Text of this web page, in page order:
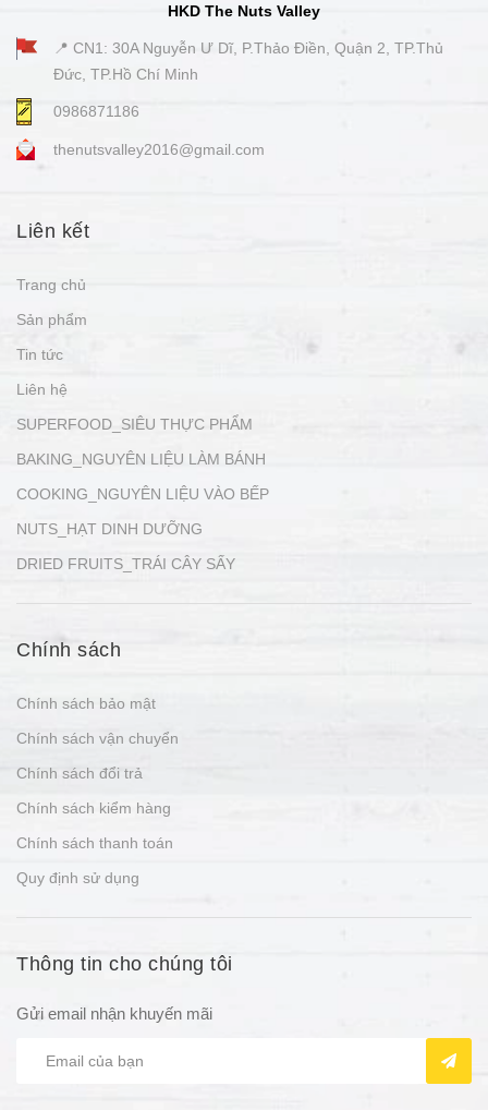
HKD The Nuts Valley
📍 CN1: 30A Nguyễn Ư Dĩ, P.Thảo Điền, Quận 2, TP.Thủ
Đức, TP.Hồ Chí Minh
0986871186
thenutsvalley2016@gmail.com
Liên kết
Trang chủ
Sản phẩm
Tin tức
Liên hệ
SUPERFOOD_SIÊU THỰC PHẨM
BAKING_NGUYÊN LIỆU LÀM BÁNH
COOKING_NGUYÊN LIỆU VÀO BẾP
NUTS_HẠT DINH DƯỠNG
DRIED FRUITS_TRÁI CÂY SẤY
Chính sách
Chính sách bảo mật
Chính sách vận chuyển
Chính sách đổi trả
Chính sách kiểm hàng
Chính sách thanh toán
Quy định sử dụng
Thông tin cho chúng tôi
Gửi email nhận khuyến mãi